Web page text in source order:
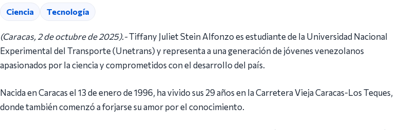
Ciencia Tecnología
(Caracas, 2 de octubre de 2025).-Tiffany Juliet Stein Alfonzo es estudiante de la Universidad Nacional
Experimental del Transporte (Unetrans) y representa a una generación de jóvenes venezolanos
apasionados por la ciencia y comprometidos con el desarrollo del país.
Nacida en Caracas el 13 de enero de 1996, ha vivido sus 29 años en la Carretera Vieja Caracas-Los Teques,
donde también comenzó a forjarse su amor por el conocimiento.